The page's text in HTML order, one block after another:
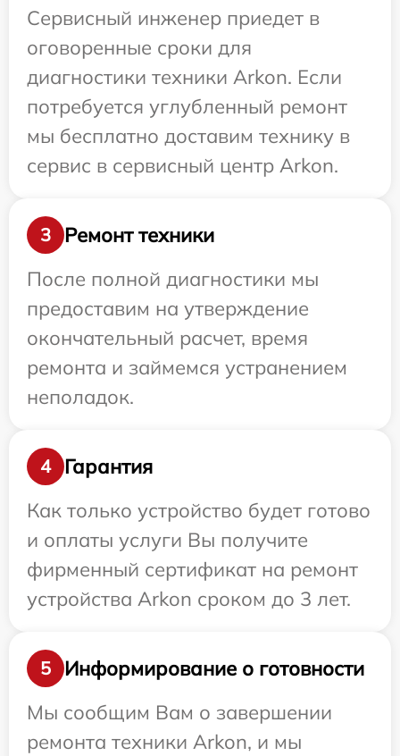
Сервисный инженер приедет в
оговоренные сроки для
диагностики техники Arkon. Если
потребуется углубленный ремонт
мы бесплатно доставим технику в
сервис в сервисный центр Arkon.
3
Ремонт техники
После полной диагностики мы
предоставим на утверждение
окончательный расчет, время
ремонта и займемся устранением
неполадок.
4
Гарантия
Как только устройство будет готово
и оплаты услуги Вы получите
фирменный сертификат на ремонт
устройства Arkon сроком до 3 лет.
5
Информирование о готовности
Мы сообщим Вам о завершении
ремонта техники Arkon, и мы